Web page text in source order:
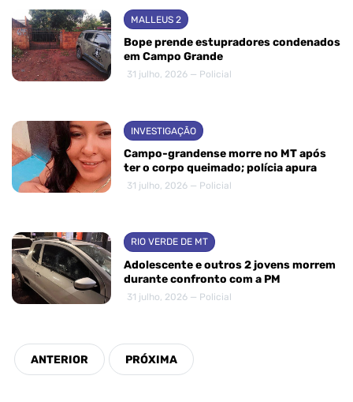
MALLEUS 2
Bope prende estupradores condenados
em Campo Grande
31 julho, 2026 — Policial
INVESTIGAÇÃO
Campo-grandense morre no MT após
ter o corpo queimado; polícia apura
31 julho, 2026 — Policial
RIO VERDE DE MT
Adolescente e outros 2 jovens morrem
durante confronto com a PM
31 julho, 2026 — Policial